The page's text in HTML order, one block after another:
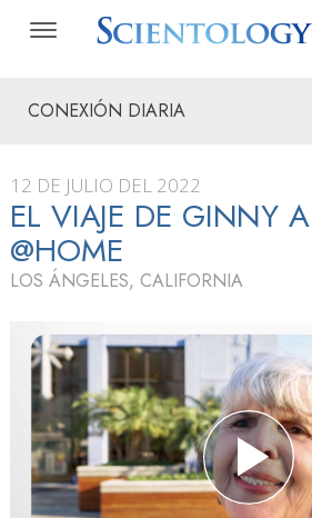
CONEXIÓN DIARIA
12 DE JULIO DEL 2022
EL VIAJE DE GINNY
@HOME
LOS ÁNGELES, CALIFORNIA